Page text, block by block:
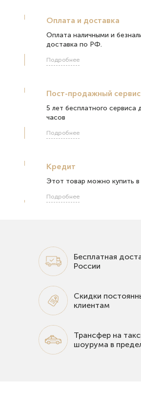
Оплата и доставка
Оплата наличными и
доставка по РФ.
Подробнее
Пост-продажный сервис
5 лет бесплатного сервиса
часов
Подробнее
Кредит
Этот товар можно купить в
Подробнее
Бесплатная
России
Скидки
клиентам
Трансфер на
шоурума в